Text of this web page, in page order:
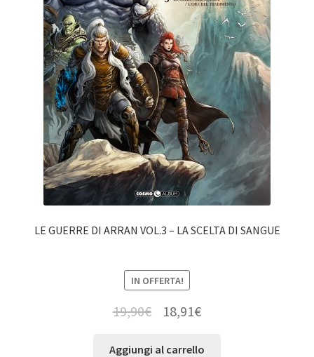
LE GUERRE DI ARRAN VOL.3 – LA SCELTA DI SANGUE
IN OFFERTA!
19,90€ 18,91€
Aggiungi al carrello